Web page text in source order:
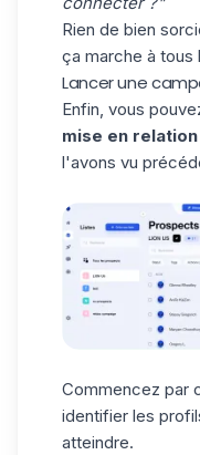
Rien de bien
ça marche à tous
Lancer une
Enfin, vous
mise en relation
l'avons vu
Commencez par
identifier les
atteindre.